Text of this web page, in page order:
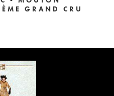
GRAND CRU